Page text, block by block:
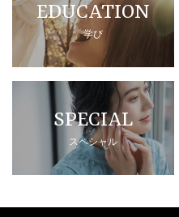
EDUCATION
学び
SPECIAL
スペシャル